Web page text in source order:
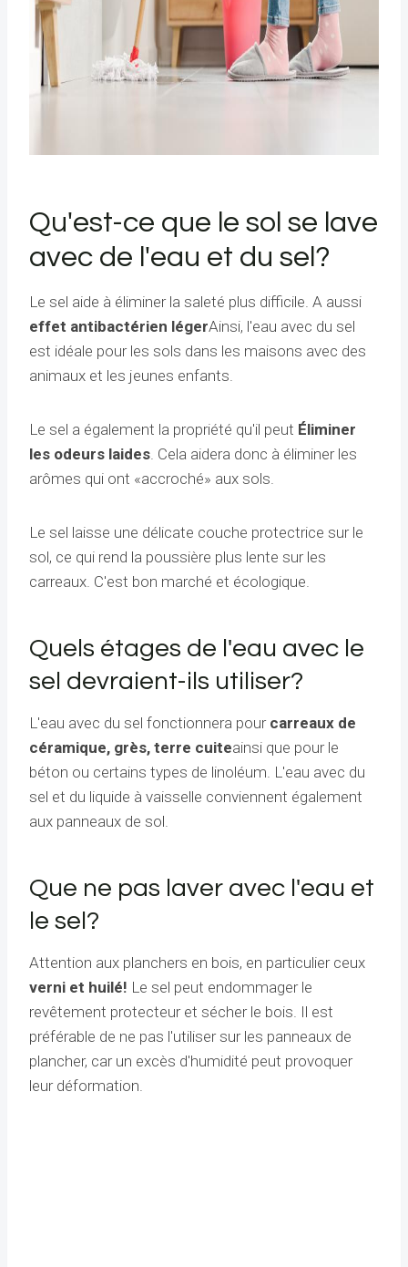
Qu'est-ce que le sol se lave
avec de l'eau et du sel?
Le sel aide à éliminer la saleté plus difficile. A aussi
effet antibactérien légerAinsi, l'eau avec du sel
est idéale pour les sols dans les maisons avec des
animaux et les jeunes enfants.
Le sel a également la propriété qu'il peut Éliminer
les odeurs laides. Cela aidera donc à éliminer les
arômes qui ont «accroché» aux sols.
Le sel laisse une délicate couche protectrice sur le
sol, ce qui rend la poussière plus lente sur les
carreaux. C'est bon marché et écologique.
Quels étages de l'eau avec le
sel devraient-ils utiliser?
L'eau avec du sel fonctionnera pour carreaux de
céramique, grès, terre cuiteainsi que pour le
béton ou certains types de linoléum. L'eau avec du
sel et du liquide à vaisselle conviennent également
aux panneaux de sol.
Que ne pas laver avec l'eau et
le sel?
Attention aux planchers en bois, en particulier ceux
verni et huilé! Le sel peut endommager le
revêtement protecteur et sécher le bois. Il est
préférable de ne pas l'utiliser sur les panneaux de
plancher, car un excès d'humidité peut provoquer
leur déformation.